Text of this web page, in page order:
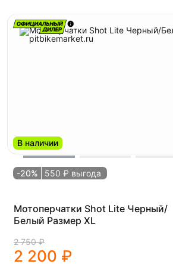
В наличии
-20% 550 ₽ выгода
Мотоперчатки Shot Lite Черный/
Белый Размер XL
2 750 ₽
2 200 ₽